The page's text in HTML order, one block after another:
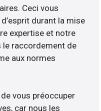
Ceci vous
durant la mise
expertise et notre
raccordement de
aux normes
de vous préoccuper
car nous les